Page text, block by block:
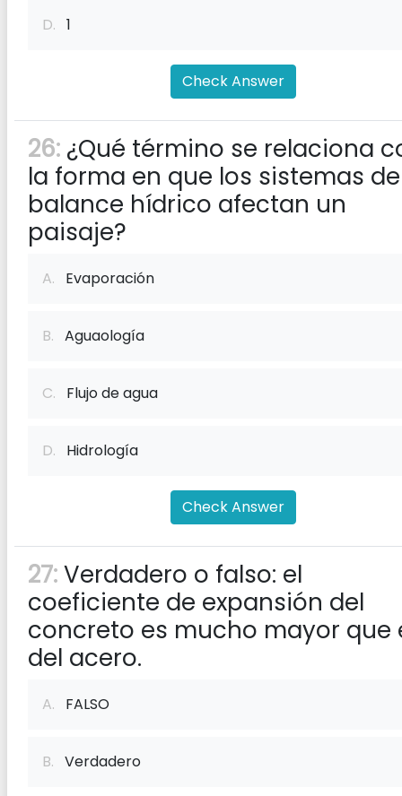
D. 1
Check Answer
26: ¿Qué término se relaciona
la forma en que los sistemas de
balance hídrico afectan un
paisaje?
A. Evaporación
B. Aguaología
C. Flujo de agua
D. Hidrología
Check Answer
27:Verdadero o falso: el
coeficiente de expansión del
concreto es mucho mayor que
del acero.
A. FALSO
B. Verdadero